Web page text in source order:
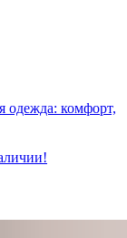
одежда: комфорт,